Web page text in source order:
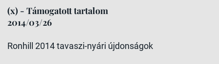
(x) - Támogatott tartalom
2014/03/26
Ronhill 2014 tavaszi-nyári újdonságok